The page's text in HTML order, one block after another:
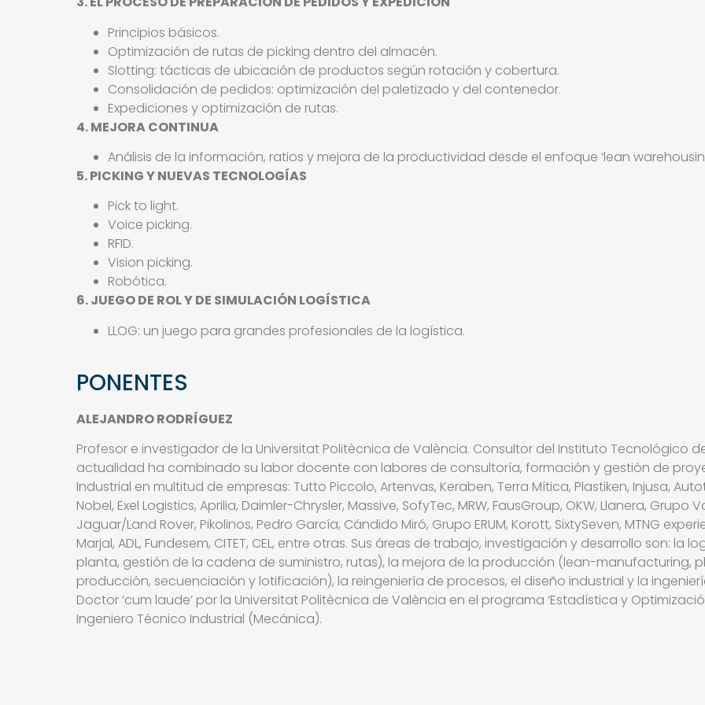
Principios básicos.
Optimización de rutas de picking dentro del almacén.
Slotting: tácticas de ubicación de productos según rotación y cobertura.
Consolidación de pedidos: optimización del paletizado y del contenedor.
Expediciones y optimización de rutas.
4. MEJORA CONTINUA
Análisis de la información, ratios y mejora de la productividad desde el enfoque ‘lean
5. PICKING Y NUEVAS TECNOLOGÍAS
Pick to light.
Voice picking.
RFID.
Vision picking.
Robótica.
6. JUEGO DE ROL Y DE SIMULACIÓN LOGÍSTICA
LLOG: un juego para grandes profesionales de la logística.
PONENTES
ALEJANDRO RODRÍGUEZ
Profesor e investigador de la Universitat Politècnica de València. Consultor del Instituto Tecnológico
actualidad ha combinado su labor docente con labores de consultoría, formación y gestión de
Industrial en multitud de empresas: Tutto Piccolo, Artenvas, Keraben, Terra Mítica, Plastiken, Injusa,
Nobel, Exel Logistics, Aprilia, Daimler-Chrysler, Massive, SofyTec, MRW, FausGroup, OKW, Llanera, Grupo
Jaguar/Land Rover, Pikolinos, Pedro García, Cándido Miró, Grupo ERUM, Korott, SixtySeven, MTNG
Marjal, ADL, Fundesem, CITET, CEL, entre otras. Sus áreas de trabajo, investigación y desarrollo son:
planta, gestión de la cadena de suministro, rutas), la mejora de la producción (lean-manufacturing,
producción, secuenciación y lotificación), la reingeniería de procesos, el diseño industrial y la
Doctor ‘cum laude’ por la Universitat Politècnica de València en el programa ‘Estadística y
Ingeniero Técnico Industrial (Mecánica).